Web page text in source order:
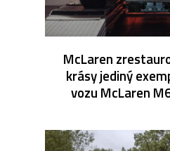
McLaren
krásy jediný
vozu McLaren